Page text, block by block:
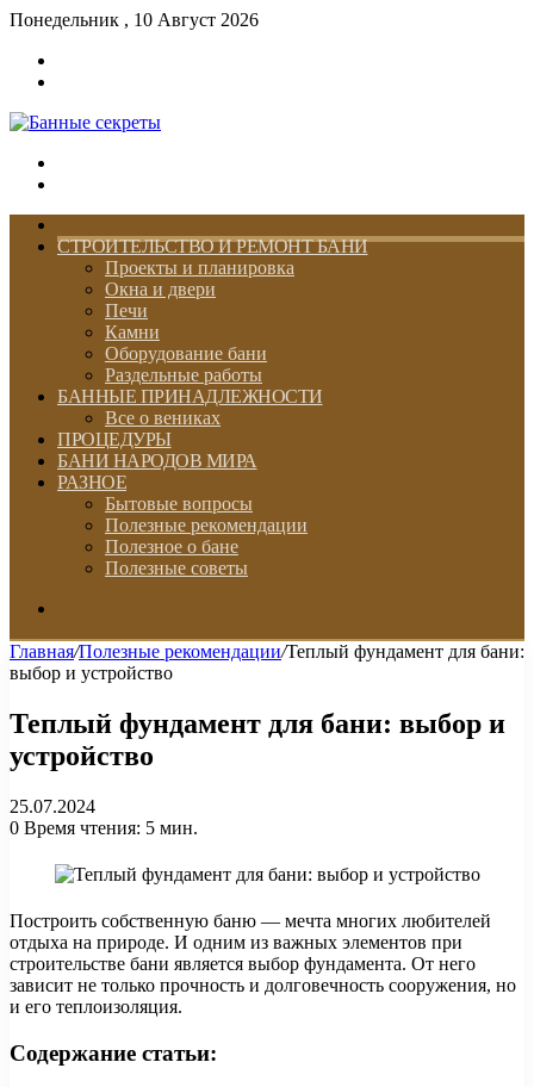
Понедельник , 10 Август 2026
СТРОИТЕЛЬСТВО И РЕМОНТ БАНИ
Проекты и планировка
Окна и двери
Печи
Камни
Оборудование бани
Раздельные работы
БАННЫЕ ПРИНАДЛЕЖНОСТИ
Все о вениках
ПРОЦЕДУРЫ
БАНИ НАРОДОВ МИРА
РАЗНОЕ
Бытовые вопросы
Полезные рекомендации
Полезное о бане
Полезные советы
Главная/Полезные рекомендации/Теплый фундамент для бани:
выбор и устройство
Теплый фундамент для бани: выбор и
устройство
25.07.2024
0 Время чтения: 5 мин.
Построить собственную баню — мечта многих любителей
отдыха на природе. И одним из важных элементов при
строительстве бани является выбор фундамента. От него
зависит не только прочность и долговечность сооружения, но
и его теплоизоляция.
Содержание статьи: